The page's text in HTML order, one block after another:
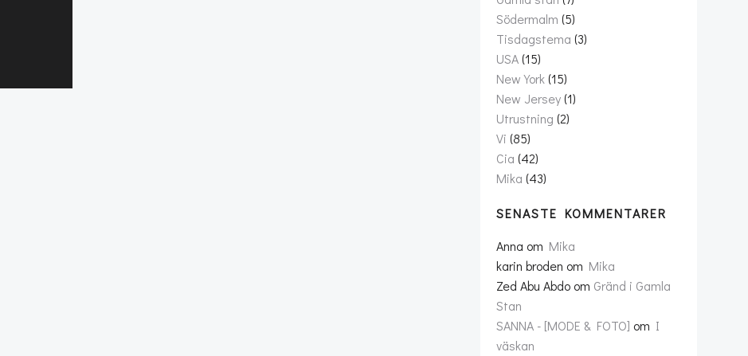
Södermalm (5)
Tisdagstema (3)
USA(15)
New York(15)
New Jersey(1)
Utrustning (2)
Vi (85)
Cia (42)
Mika (43)
SENASTE KOMMENTARER
Anna om Mika
karin broden om Mika
Zed Abu Abdo om Gränd i Gamla
Stan
SANNA - [MODE & FOTO] om I
väskan